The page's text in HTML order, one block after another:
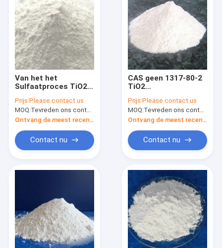
Van het het
Sulfaatproces TiO2
het
Titaandioxiderutiel
voor Decoratief
Document
Prijs:Please contact us
MOQ:Tevreden ons contacteren
Contact nu
CAS geen 1317-80-2
TiO2
voor Masterbatch
Prijs:Please contact us
MOQ:Tevreden ons contacteren
Contact nu